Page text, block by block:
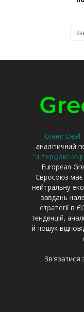
Green Deal
аналітичний
"Інтерфакс-
European
Євросоюз має
нейтральну
завдань
стратегії в
тенденцій,
й пошук
Зв'язатися